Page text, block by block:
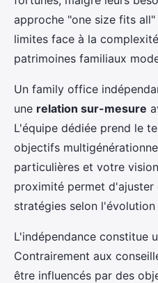
approche "one size fits
limites face à la
patrimoines familiaux
Un family office
une relation sur-mesure
L'équipe dédiée prend le
objectifs
particulières et votre
proximité permet d'ajuster
stratégies selon
L'indépendance constitue
Contrairement aux
être influencés par des